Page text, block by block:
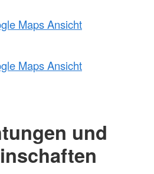
Maps Ansicht
Maps Ansicht
und